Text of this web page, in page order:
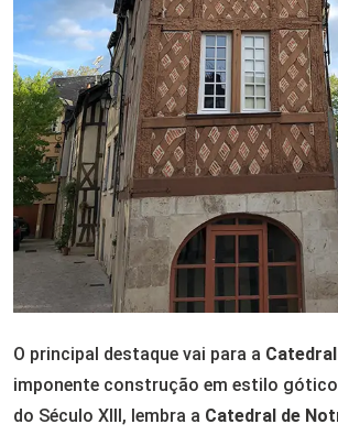
O principal destaque vai para a
imponente construção em estilo gótico
do Século XIII, lembra a Catedral de